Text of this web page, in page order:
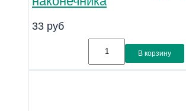
33 руб
В корзину